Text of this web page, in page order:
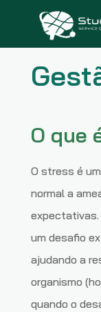
O que
O stress é
normal a
um desafio
ajudando a
organismo
quando o